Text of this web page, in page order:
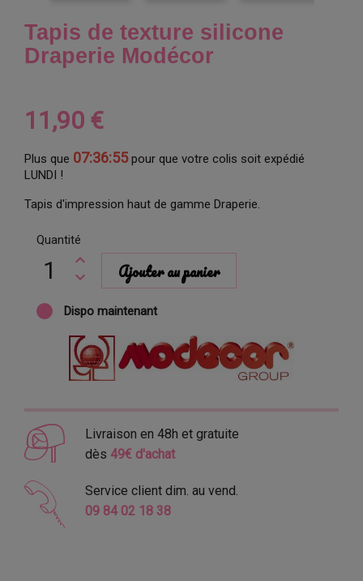
Tapis de texture silicone
Draperie Modécor
11,90 €
Plus que 07:36:54pour que votre colis soit expédié
LUNDI !
Tapis d'impression haut de gamme Draperie.
Quantité
Ajouter au panier
Dispo maintenant
Livraison en 48h et gratuite
dès 49€ d'achat
Service client dim. au vend.
09 84 02 18 38